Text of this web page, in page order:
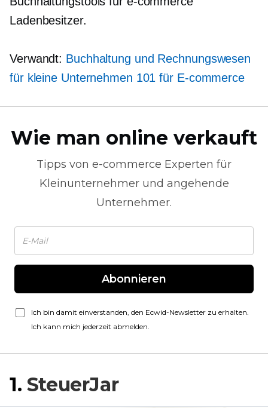
Ladenbesitzer.
Verwandt: Buchhaltung und Rechnungswesen
für kleine Unternehmen 101 für E-commerce
Wie man online verkauft
Tipps von e-commerce Experten für
Kleinunternehmer und angehende
Unternehmer.
Abonnieren
Ich bin damit einverstanden, den Ecwid-Newsletter zu erhalten.
Ich kann mich jederzeit abmelden.
1. SteuerJar